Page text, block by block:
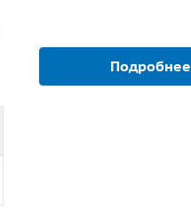
Подробнее